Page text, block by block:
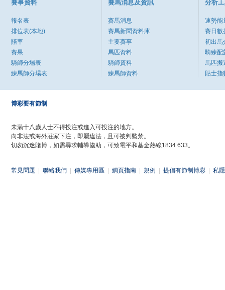
賽事資料
報名表
排位表(本地)
賠率
賽果
騎師分場表
練馬師分場表
賽馬消息及資訊
賽馬消息
賽馬新聞資料庫
主要賽事
馬匹資料
騎師資料
練馬師資料
分析
速勢能
賽日數
初出馬
騎練配
馬匹搬
貼士指
博彩要有節制
未滿十八歲人士不得投注或進入可投注的地方。
向非法或海外莊家下注，即屬違法，且可被判監禁。
切勿沉迷賭博，如需尋求輔導協助，可致電平和基金熱線1834 633。
常見問題 聯絡我們 傳媒專用區 網頁指南 規例 提倡有節制博彩 私